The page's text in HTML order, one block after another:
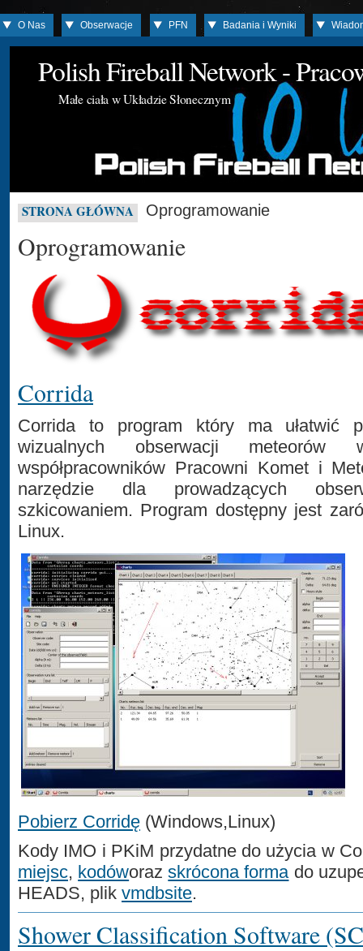
O Nas Obserwacje PFN Badania i Wyniki
Polish Fireball Network -
Małe ciała w Układzie Słonecznym
STRONA GŁÓWNA Oprogramowanie
Oprogramowanie
Corrida
Corrida to program który ma ułatwić
wizualnych obserwacji meteorów
współpracowników Pracowni Komet i
narzędzie dla prowadzących
szkicowaniem. Program dostępny jest
Linux.
Pobierz Corridę (Windows,Linux)
Kody IMO i PKiM przydatne do użycia w
miejsc, kodóworazskrócona formado
HEADS, plik vmdbsite.
Shower Classification Software